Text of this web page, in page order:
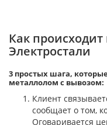
Как
Электростали
3 простых шага,
металлолом с вывозом:
Клиент
сообщает о том,
Оговаривается